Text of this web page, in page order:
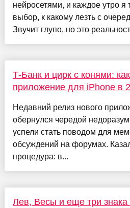
нейросетями, и каждое утро я
выбор, к какому лезть с
Звучит глупо, но это
Т-Банк и цирк с конями:
приложение для iPhone в
Недавний релиз нового
обернулся чередой
успели стать поводом для
обсуждений на форумах.
процедура: в...
Лев, Весы и еще три знака